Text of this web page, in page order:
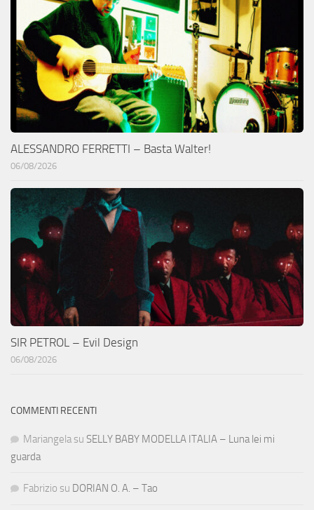
ALESSANDRO FERRETTI – Basta Walter!
06/08/2026
SIR PETROL – Evil Design
06/08/2026
COMMENTI RECENTI
Mariangela su SELLY BABY MODELLA ITALIA – Luna lei mi
guarda
Fabrizio su DORIAN O. A. – Tao